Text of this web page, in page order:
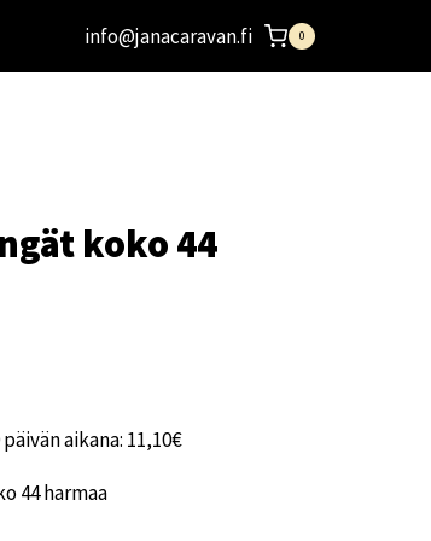
info@janacaravan.fi 0
koko 44
aikana: 11,10€
44 harmaa